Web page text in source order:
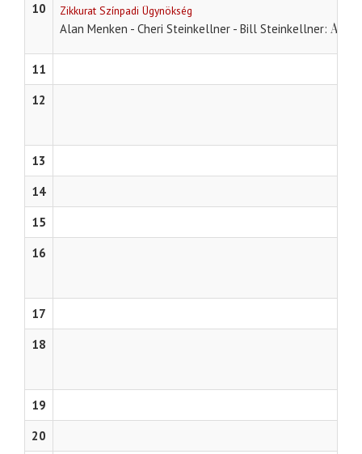
10
Zikkurat Színpadi Ügynökség
Alan Menken - Cheri Steinkellner - Bill Steinkellner
11
12
13
14
15
16
17
18
19
20